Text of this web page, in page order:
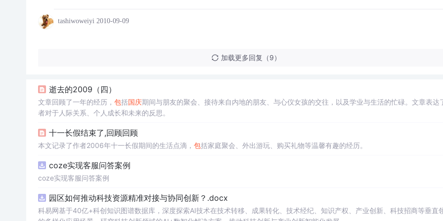
tashiwoweiyi 2010-09-09
加载更多回复（9）
逝去的2009（四）
文章回顾了一年的经历， 包括国庆期间与朋友的聚会、接待来自内地的朋友、与心仪女孩的交往，以及学业与生活的忙碌。文章表达
者对于人际关系、个人成长和未来的反思。
十一长假结束了,回顾回顾
本文记录了作者2006年十一长假期间的生活点滴， 包括家庭聚会、外出游玩、购买礼物等温馨有趣的经历。
coze实现客服问答案例
coze实现客服问答案例
园区如何推动科技资源精准对接与协同创新？.docx
科易网基于40亿+科创知识图谱数据库，深度探索AI技术在技术转移、成果转化、技术经纪、知识产权、产业创新、科技招商等垂直